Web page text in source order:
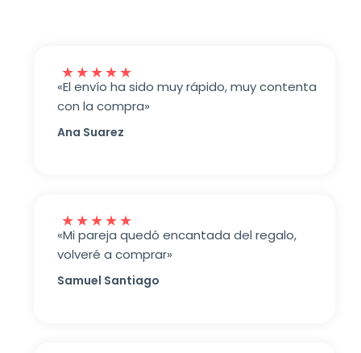
★★★★★
«El envío ha sido muy rápido, muy contenta
con la compra»
Ana Suarez
★★★★★
«Mi pareja quedó encantada del regalo,
volveré a comprar»
Samuel Santiago